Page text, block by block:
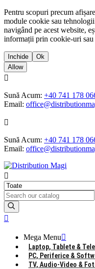
Pentru scopuri precum
module cookie sau
navigând pe acest website,
informații prin cookie-uri
Inchide
Ok
Allow

Sună Acum: +40 741 178
Email:

Sună Acum: +40 741 178
Email:


Mega Menu
Laptop, Tablete &
PC, Periferice &
TV, Audio-Video &